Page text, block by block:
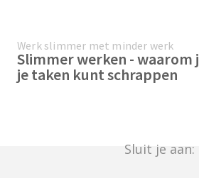
Werk slimmer met minder werk
Slimmer werken - waarom
je taken kunt schrappen
Sluit je aan: